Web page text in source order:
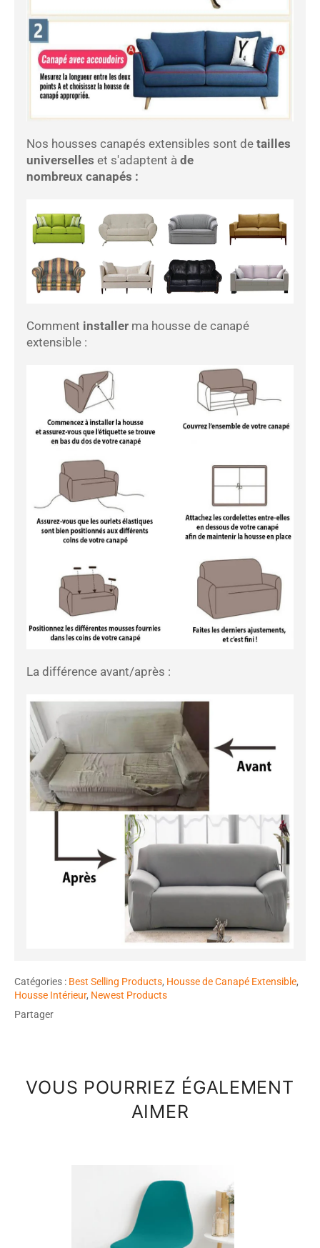
Nos housses canapés extensibles sont de tailles
universelles et s'adaptent à de
nombreux canapés :
Comment installer ma housse de canapé
extensible :
La différence avant/après :
Catégories : Best Selling Products, Housse de Canapé Extensible,
Housse Intérieur, Newest Products
Partager
VOUS POURRIEZ ÉGALEMENT
AIMER